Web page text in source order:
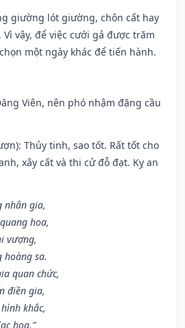
giường lót giường, chôn cất hay
vậy, để việc cưới gả được trăm
một ngày khác để tiến hành.
Viên, nên phó nhậm đặng cầu
Thủy tinh, sao tốt. Rất tốt cho
xây cất và thi cử đỗ đạt. Kỵ an
nhân gia,
hoa,
vượng,
sa.
quan chức,
điền gia,
khắc,
hoa.”